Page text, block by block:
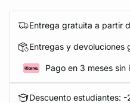
Entrega gratuita a partir
Entregas y devoluciones
Pago en 3 meses sin
Descuento estudiantes: